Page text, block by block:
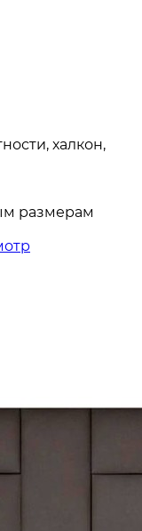
халкон,
размерам